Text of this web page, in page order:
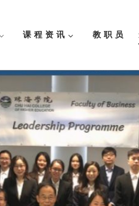
课 程 资 讯 教 职 员